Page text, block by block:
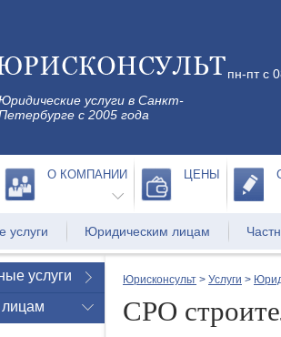
услуги в Санкт-
с 2005 года
пн-пт с
О КОМПАНИИ ЦЕНЫ
услуги Юридическим лицам
Юрисконсульт > Услуги >
СРО
услуги